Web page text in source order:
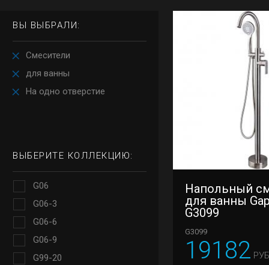
ВЫ ВЫБРАЛИ:
Смесители
для ванны
На одно отверстие
ВЫБЕРИТЕ КОЛЛЕКЦИЮ:
G06
G06-3
G06-6
G06-9
G99-20
Напольный
для ванны
G3099
G3099
19182